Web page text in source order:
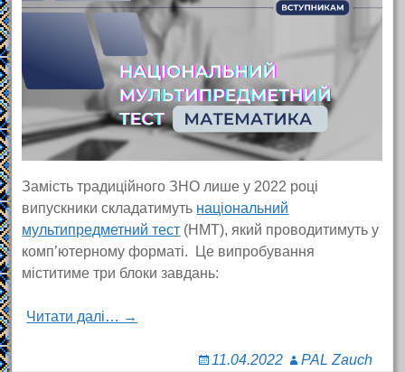
Замість традиційного ЗНО лише у 2022 році
випускники складатимуть національний
мультипредметний тест (НМТ), який проводитимуть у
комп’ютерному форматі. Це випробування
міститиме три блоки завдань:
Читати далі… →
11.04.2022 PAL Zauch